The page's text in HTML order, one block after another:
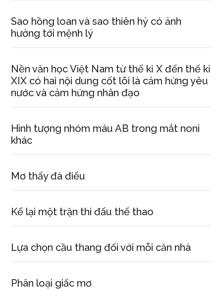
Sao hồng loan và sao thiên hỷ có ảnh
hưởng tới mệnh lý
Nền văn học Việt Nam từ thế kỉ X đến thế kỉ
XIX có hai nội dung cốt lõi là cảm hứng yêu
nước và cảm hứng nhân đạo
Hình tượng nhóm máu AB trong mắt noni
khác
Mơ thấy đà điểu
Kể lại một trận thi đấu thể thao
Lựa chọn cầu thang đối với mỗi căn nhà
Phân loại giấc mơ